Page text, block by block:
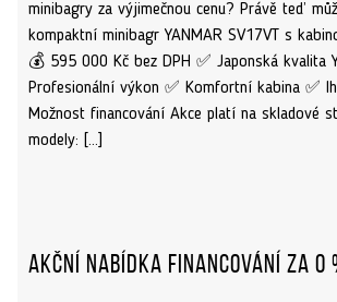
minibagry za výjimečnou cenu? Právě teď
kompaktní minibagr YANMAR SV17VT s
💰 595 000 Kč bez DPH ✅ Japonská kvalita
Profesionální výkon ✅ Komfortní kabina ✅
Možnost financování Akce platí na skladové
modely: […]
Akční nabídka financování za 0